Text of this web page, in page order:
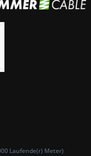
Laufende(r) Meter)